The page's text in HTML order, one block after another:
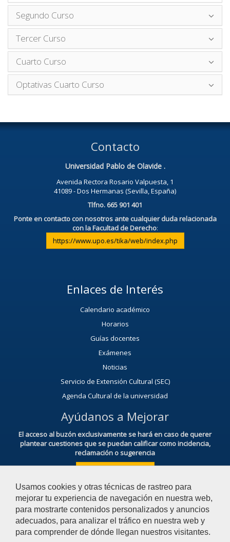
Usamos cookies y otras técnicas de rastreo para
mejorar tu experiencia de navegación en nuestra web,
para mostrarte contenidos personalizados y anuncios
adecuados, para analizar el tráfico en nuestra web y
para comprender de dónde llegan nuestros visitantes.
Segundo Curso
Tercer Curso
Cuarto Curso
Optativas Cuarto Curso
Contacto
Universidad Pablo de Olavide .
Avenida Rectora Rosario Valpuesta, 1
41089 - Dos Hermanas (Sevilla, España)
Tlfno. 665 901 401
Ponte en contacto con nosotros ante cualquier duda relacionada
con la Facultad de Derecho:
https://www.upo.es/tika/web/index.php
Enlaces de Interés
Calendario académico
Horarios
Guías docentes
Exámenes
Noticias
Servicio de Extensión Cultural (SEC)
Agenda Cultural de la universidad
Ayúdanos a Mejorar
El acceso al buzón exclusivamente se hará en caso de querer
plantear cuestiones que se puedan calificar como incidencia,
reclamación o sugerencia